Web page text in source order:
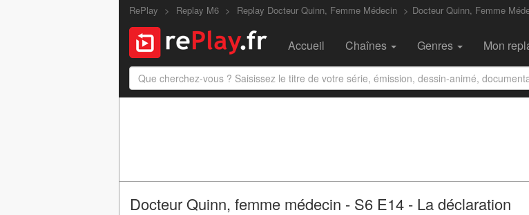
RePlay Replay M6 Replay Docteur Quinn, Femme Médecin Docteur Quinn, Femme
Accueil Chaînes Genres Mon
Docteur Quinn, femme médecin - S6 E14 - La déclaration